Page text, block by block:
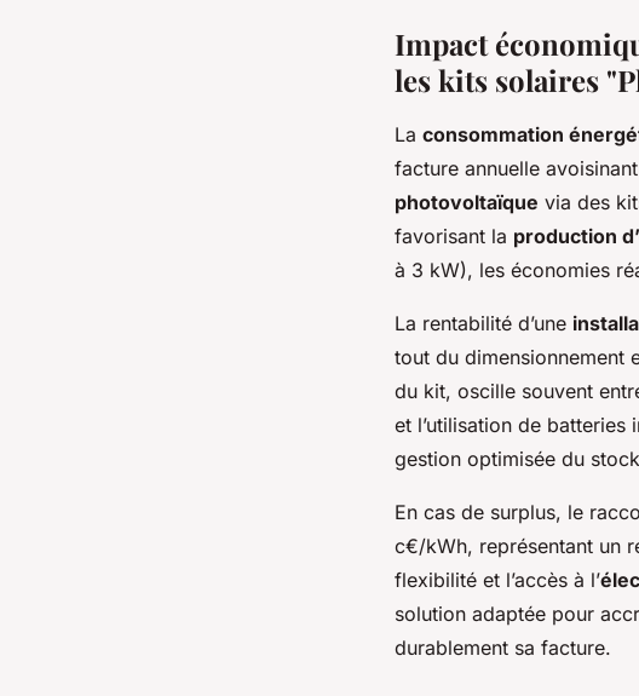
Impact
les kits solaires
La consommation
facture annuelle
photovoltaïque via des
favorisant la production
à 3 kW), les économies
La rentabilité d’une
tout du dimensionnement
du kit, oscille souvent
et l’utilisation de
gestion optimisée du
En cas de surplus, le
c€/kWh, représentant un
flexibilité et l’accès à l’
solution adaptée pour
durablement sa facture.